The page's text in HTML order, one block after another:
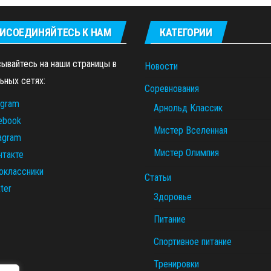
К НАМ
на наши страницы в
сетях:
КАТЕГОРИИ
Новости
Соревнования
Арнольд Классик
Мистер Вселенная
Мистер Олимпия
Статьи
Здоровье
Питание
Спортивное питание
Тренировки